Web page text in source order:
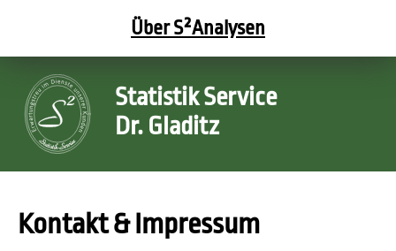
Über S²Analysen
Statistik Service
Dr. Gladitz
Kontakt & Impressum